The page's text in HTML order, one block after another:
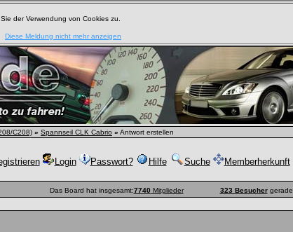
der Verwendung von Cookies zu.
Diese Meldung nicht mehr anzeigen
C208) » Spannseil CLK Cabrio » Antwort erstellen
Login Passwort? Hilfe Suche Memberherkunft
Das Board hat insgesamt:7740 Mitglieder 323 Besuchergerade